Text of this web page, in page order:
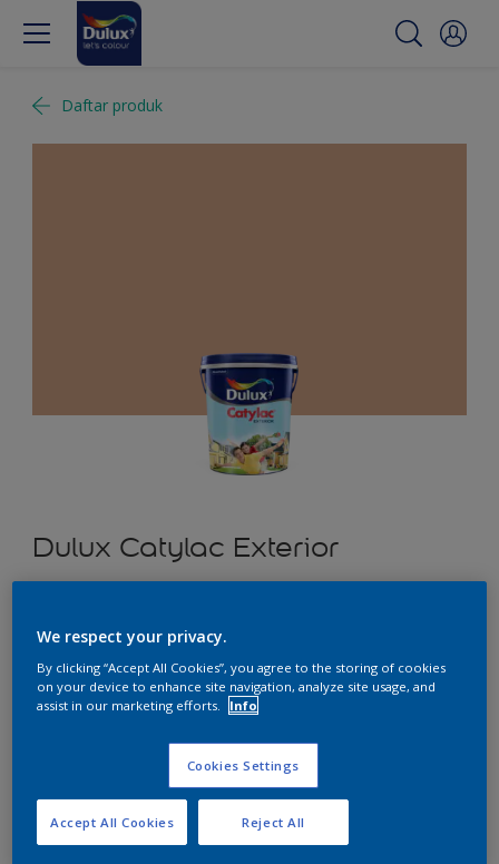
Daftar produk
Dulux Catylac Exterior
Ukuran
Jumlah Kalkulator cat
Hitung
We respect your privacy.
By clicking “Accept All Cookies”, you agree to the storing of cookies
on your device to enhance site navigation, analyze site usage, and
assist in our marketing efforts.
Info
Cookies Settings
Reject All
Accept All Cookies